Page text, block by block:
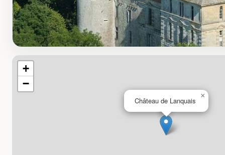
Château de Lanquais
×
+
−